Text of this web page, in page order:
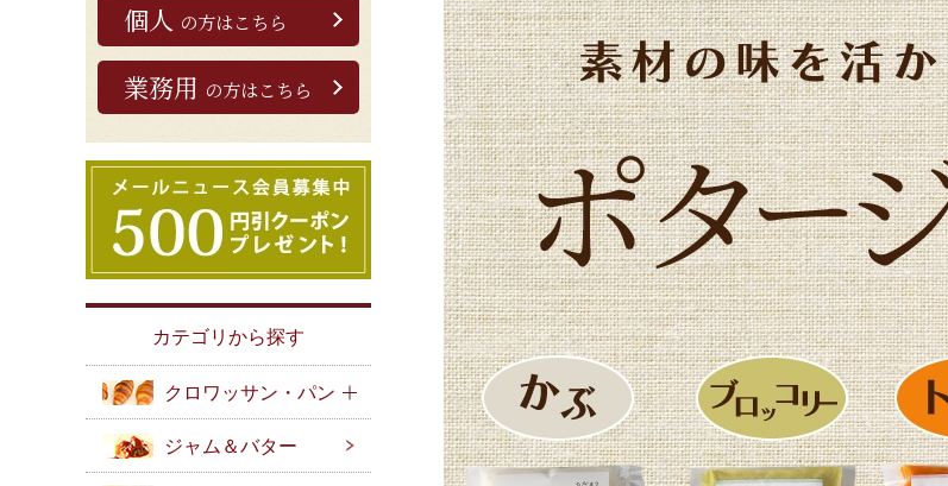
個人 の方はこちら
業務用 の方はこちら
カテゴリから探す
クロワッサン・パン
ジャム＆バター